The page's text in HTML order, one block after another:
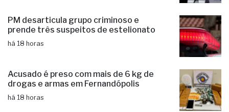
PM desarticula grupo criminoso e
prende três suspeitos de estelionato
há 18 horas
Acusado é preso com mais de 6 kg de
drogas e armas em Fernandópolis
há 18 horas